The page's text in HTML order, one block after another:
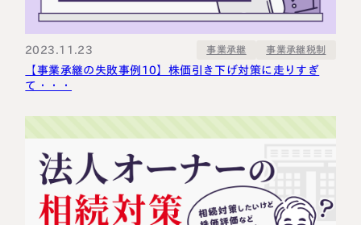
2023.11.23 事業承継 事業承継税制
【事業承継の失敗事例10】株価引き下げ対策に走りすぎ
て・・・